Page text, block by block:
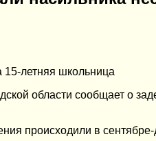
летняя школьница
области сообщает о
происходили в